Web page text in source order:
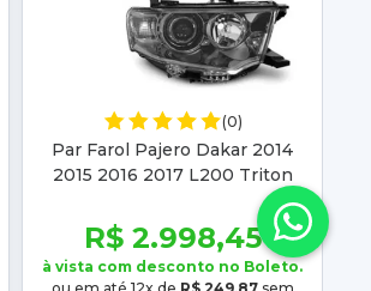
(0)
Par Farol Pajero Dakar 2014
2015 2016 2017 L200 Triton
2012 2013 2014 2015 2016 Fumê
R$ 2.998,45
à vista com desconto no Boleto.